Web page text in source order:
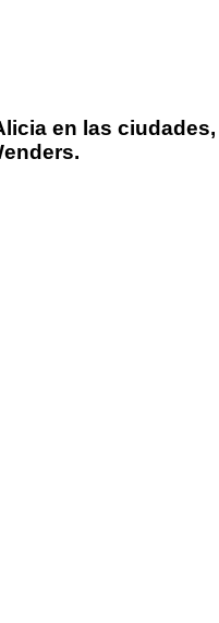
en las ciudades,